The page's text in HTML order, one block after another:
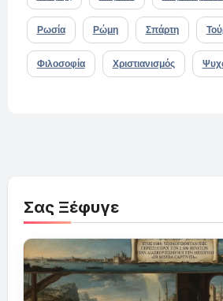
Ρωσία Ρώμη Σπάρτη
Φιλοσοφία Χριστιανισμός
Σας Ξέφυγε